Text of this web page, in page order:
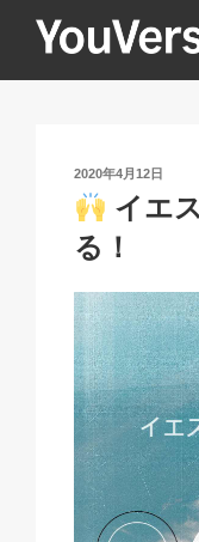
投
稿
日:
2020年4月12日
イエ
る！